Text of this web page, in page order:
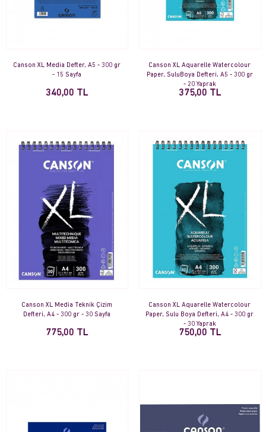
Canson XL Media Defter, A5 - 300 gr
- 15 Sayfa
340,00 TL
Canson XL Aquarelle Watercolour
Paper, SuluBoya Defteri, A5 - 300 gr
- 20 Yaprak
375,00 TL
Canson XL Media Teknik Çizim
Defteri, A4 - 300 gr - 30 Sayfa
775,00 TL
Canson XL Aquarelle Watercolour
Paper, Sulu Boya Defteri, A4 - 300 gr
- 30 Yaprak
750,00 TL